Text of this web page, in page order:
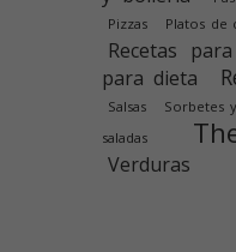
Pizzas Platos de
Recetas
para dieta
Salsas Sorbetes
saladas
Verduras